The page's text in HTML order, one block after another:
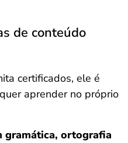
de conteúdo
certificados, ele é
aprender no próprio
gramática, ortografia